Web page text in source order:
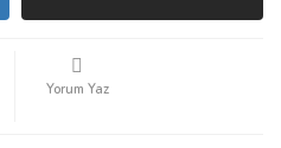
Yorum Yaz